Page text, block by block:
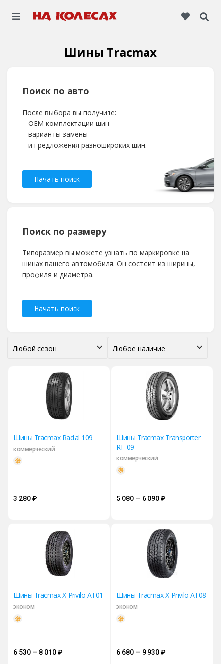
Шины Tracmax
Поиск по авто
После выбора вы получите:
– OEM комплектации шин
– варианты замены
– и предложения разношироких шин.
Начать поиск
Поиск по размеру
Типоразмер вы можете узнать по маркировке на
шинах вашего автомобиля. Он состоит из ширины,
профиля и диаметра.
Начать поиск
Шины Tracmax Radial 109
коммерческий
3 280₽
Шины Tracmax Transporter
RF-09
коммерческий
5 080 — 6 090₽
Шины Tracmax X-Privilo AT01
эконом
6 530 — 8 010₽
Шины Tracmax X-Privilo AT08
эконом
6 680 — 9 930₽